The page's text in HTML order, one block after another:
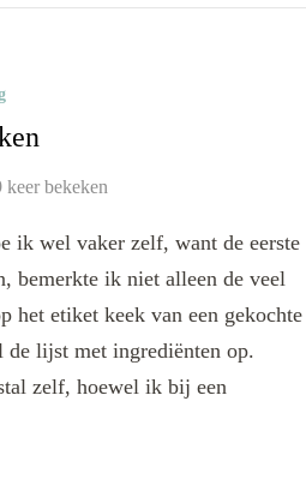
keer bekeken
ik wel vaker zelf, want de eerste
bemerkte ik niet alleen de veel
het etiket keek van een gekochte
de lijst met ingrediënten op.
zelf, hoewel ik bij een